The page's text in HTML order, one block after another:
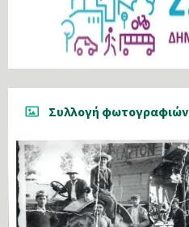
Συλλογή φωτογραφιών